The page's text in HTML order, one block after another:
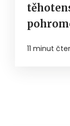
11 minut